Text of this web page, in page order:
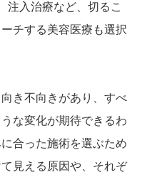
注入治療など、切るこ
チする美容医療も選択
き不向きがあり、すべ
な変化が期待できるわ
合った施術を選ぶため
見える原因や、それぞ